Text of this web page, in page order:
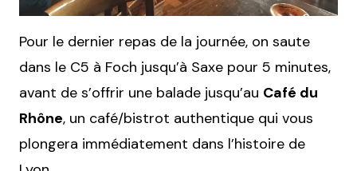
Pour le dernier repas de la journée, on saute
dans le C5 à Foch jusqu’à Saxe pour 5 minutes,
avant de s’offrir une balade jusqu’au Café du
Rhône, un café/bistrot authentique qui vous
plongera immédiatement dans l’histoire de